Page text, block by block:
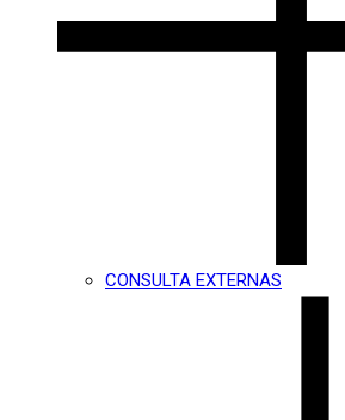
CONSULTA EXTERNAS